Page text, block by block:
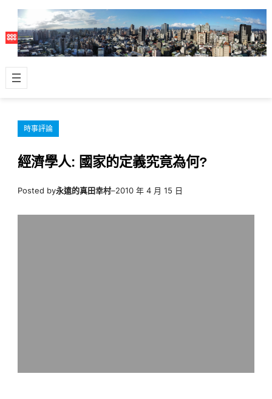
主
容
時事評論
經濟學人: 國家的定義究竟為何?
Posted by永遠的真田幸村–2010 年 4 月 15 日